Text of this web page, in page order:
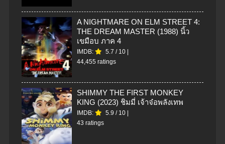
A NIGHTMARE ON ELM STREET 4:
THE DREAM MASTER (1988) นิ้ว
เขมือบ ภาค 4
IMDB: 5.7 / 10
44,455 ratings
SHIMMY THE FIRST MONKEY
KING (2023) ชิมมี่ เจ้าจ๋อพลังเทพ
IMDB: 5.9 / 10
43 ratings